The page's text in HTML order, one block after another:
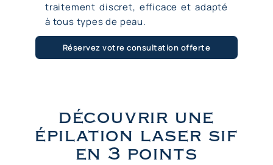
traitement discret, efficace et adapté
à tous types de peau.
Réservez votre consultation offerte
découvrir une
épilation laser sif
en 3 points